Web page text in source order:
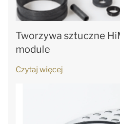
Tworzywa sztuczne
module
Czytaj więcej